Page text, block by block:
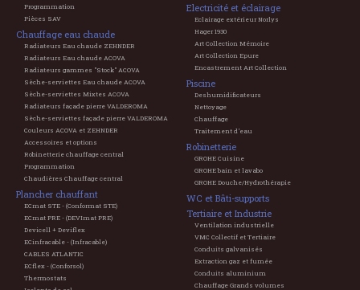
Programmation
Pièces SAV
Chauffage eau chaude
Radiateurs Eau chaude ZEHNDER
Radiateurs Eau chaude ACOVA
Radiateurs gammes "Stock" ACOVA
Sèche-serviettes Eau chaude ACOVA
Sèche-serviettes Mixtes ACOVA
Radiateurs façade pierre VALDEROMA
Sèche-serviettes façade pierre VALDEROMA
Couleurs ACOVA et ZEHNDER
Accessoires et options
Robinetterie chauffage central
Programmation
Chaudières Chauffage central
Plancher chauffant
ECmat STE - (Conformat STE)
ECmat PRE - (DEVImat PRE)
Devicell + Deviflex
ECinfracable - (Infracable)
CABLES ATLANTIC
ECflex - (Conforsol)
Thermostats
Electricité et éclairage
Eclairage extérieur Norlys
Hager 1930
Art Collection Mémoire
Art Collection Epure
Encastrement Art Collection
Piscine
Deshumidificateurs
Nettoyage
Chauffage
Traitement d'eau
Robinetterie
GROHE Cuisine
GROHE bain et lavabo
GROHE Douche/Hydrothérapie
WC et Bâti-supports
Tertiaire et Industrie
Ventilation industrielle
VMC Collectif et Tertiaire
Conduits galvanisés
Extraction gaz et fumée
Conduits aluminium
Chauffage Grands volumes